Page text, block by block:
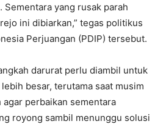
Sementara yang rusak parah
ini dibiarkan,” tegas politikus
Perjuangan (PDIP) tersebut.
darurat perlu diambil untuk
besar, terutama saat musim
agar perbaikan sementara
royong sambil menunggu solusi